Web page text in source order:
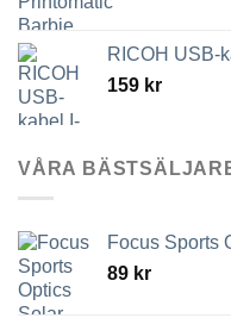
RICOH USB-
159 kr
VÅRA
Focus Sports
89 kr